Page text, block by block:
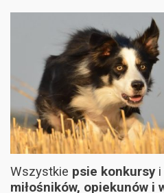
Wszystkie psie konkursy
miłośników, opiekunów i